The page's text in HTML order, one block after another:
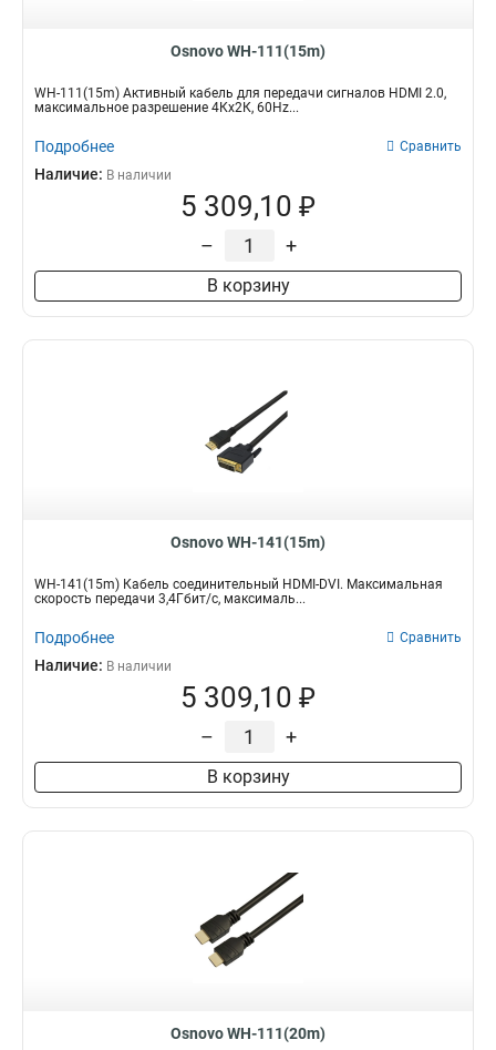
Osnovo WH-111(15m)
WH-111(15m) Активный кабель для передачи сигналов HDMI 2.0,
максимальное разрешение 4Кх2К, 60Hz...
Подробнее Сравнить
Наличие: В наличии
5 309,10 ₽
– +
В корзину
Osnovo WH-141(15m)
WH-141(15m) Кабель соединительный HDMI-DVI. Максимальная
скорость передачи 3,4Гбит/с, максималь...
Подробнее Сравнить
Наличие: В наличии
5 309,10 ₽
– +
В корзину
Osnovo WH-111(20m)